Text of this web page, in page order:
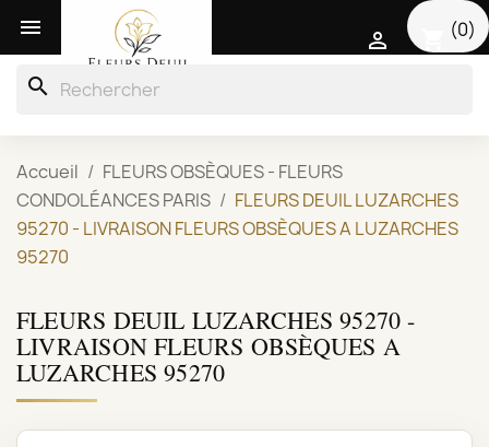
 (0)

search
Accueil
FLEURS OBSÈQUES - FLEURS
CONDOLÉANCES PARIS
FLEURS DEUIL LUZARCHES
95270 - LIVRAISON FLEURS OBSÈQUES A LUZARCHES
95270
FLEURS DEUIL LUZARCHES 95270 -
LIVRAISON FLEURS OBSÈQUES A
LUZARCHES 95270